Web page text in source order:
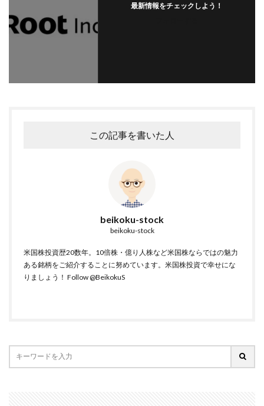
最新情報をチェックしよう！
この記事を書いた人
beikoku-stock
beikoku-stock
米国株投資歴20数年。10倍株・億り人株など米国株ならではの魅力
ある銘柄をご紹介することに努めています。米国株投資で幸せにな
りましょう！ Follow @BeikokuS